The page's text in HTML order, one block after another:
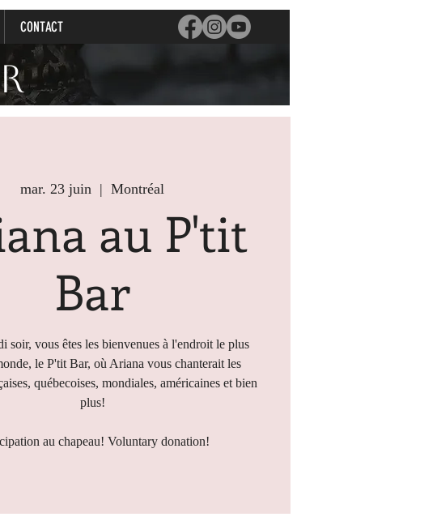
CONTACT
mar. 23 juin
  |
Montréal
au P'tit
Bar
soir, vous êtes les bienvenues à l'endroit le plus
le P'tit Bar, où Ariana vous chanterait les
québecoises, mondiales, américaines et bien
plus!
au chapeau! Voluntary donation!